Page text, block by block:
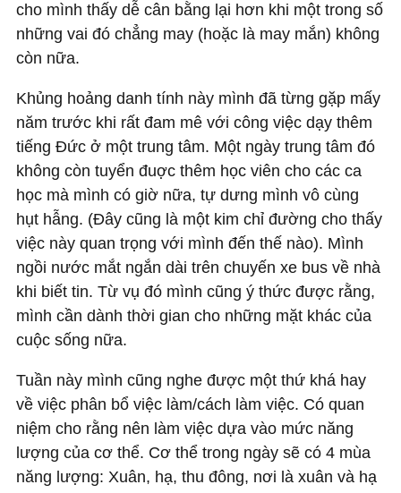
cho mình thấy dễ cân bằng lại hơn khi một trong số
những vai đó chẳng may (hoặc là may mắn) không
còn nữa.
Khủng hoảng danh tính này mình đã từng gặp mấy
năm trước khi rất đam mê với công việc dạy thêm
tiếng Đức ở một trung tâm. Một ngày trung tâm đó
không còn tuyển đuợc thêm học viên cho các ca
học mà mình có giờ nữa, tự dưng mình vô cùng
hụt hẫng. (Đây cũng là một kim chỉ đường cho thấy
việc này quan trọng với mình đến thế nào). Mình
ngồi nước mắt ngắn dài trên chuyến xe bus về nhà
khi biết tin. Từ vụ đó mình cũng ý thức được rằng,
mình cần dành thời gian cho những mặt khác của
cuộc sống nữa.
Tuần này mình cũng nghe được một thứ khá hay
về việc phân bổ việc làm/cách làm việc. Có quan
niệm cho rằng nên làm việc dựa vào mức năng
lượng của cơ thể. Cơ thể trong ngày sẽ có 4 mùa
năng lượng: Xuân, hạ, thu đông, nơi là xuân và hạ